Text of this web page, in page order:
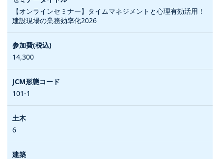
【オンラインセミナー】タイムマネジメントと心理有効活用！
建設現場の業務効率化2026
14,300
101-1
6